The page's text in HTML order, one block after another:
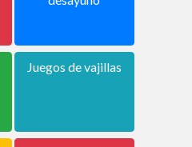
Juegos de vajillas